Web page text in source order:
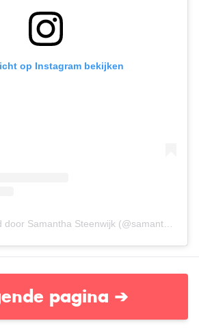
op Instagram bekijken
pagina ➔